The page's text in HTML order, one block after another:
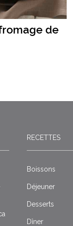
de
RECETTES
Boissons
Déjeuner
Desserts
Dîner